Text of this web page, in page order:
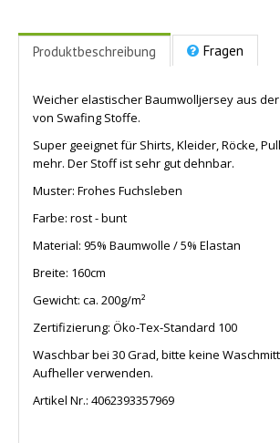
Produktbeschreibung Fragen
Weicher elastischer Baumwolljersey aus
von Swafing Stoffe.
Super geeignet für Shirts, Kleider, Röcke,
mehr. Der Stoff ist sehr gut dehnbar.
Muster: Frohes Fuchsleben
Farbe: rost - bunt
Material: 95% Baumwolle / 5% Elastan
Breite: 160cm
Gewicht: ca. 200g/m²
Zertifizierung: Öko-Tex-Standard 100
Waschbar bei 30 Grad, bitte keine
Aufheller verwenden.
Artikel Nr.: 4062393357969